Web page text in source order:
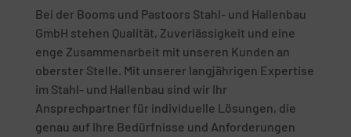
Bei der Booms und Pastoors Stahl- und Hallenbau
GmbH stehen Qualität, Zuverlässigkeit und eine
enge Zusammenarbeit mit unseren Kunden an
oberster Stelle. Mit unserer langjährigen Expertise
im Stahl- und Hallenbau sind wir Ihr
Ansprechpartner für individuelle Lösungen, die
genau auf Ihre Bedürfnisse und Anforderungen